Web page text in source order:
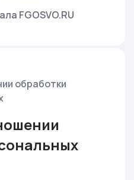
FGOSVO.RU
обработки